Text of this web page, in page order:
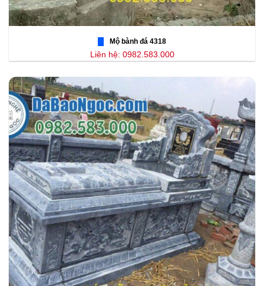
Mộ bành đá 4318
Liên hệ: 0982.583.000